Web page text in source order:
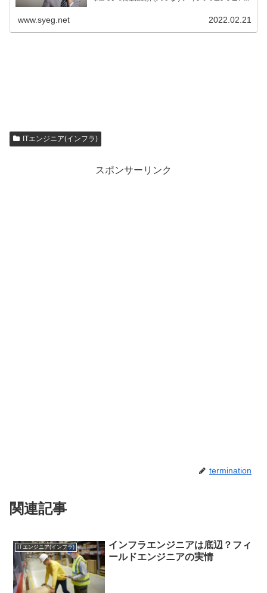
www.syeg.net 2022.02.21
ITエンジニア(インフラ)
スポンサーリンク
termination
関連記事
ITエンジニア(インフラ)
インフラエンジニアは底辺？フィ
ールドエンジニアの実情